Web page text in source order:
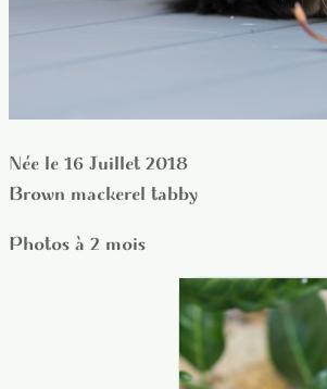
Née le 16 Juillet 2018
Brown mackerel tabby
Photos à 2 mois